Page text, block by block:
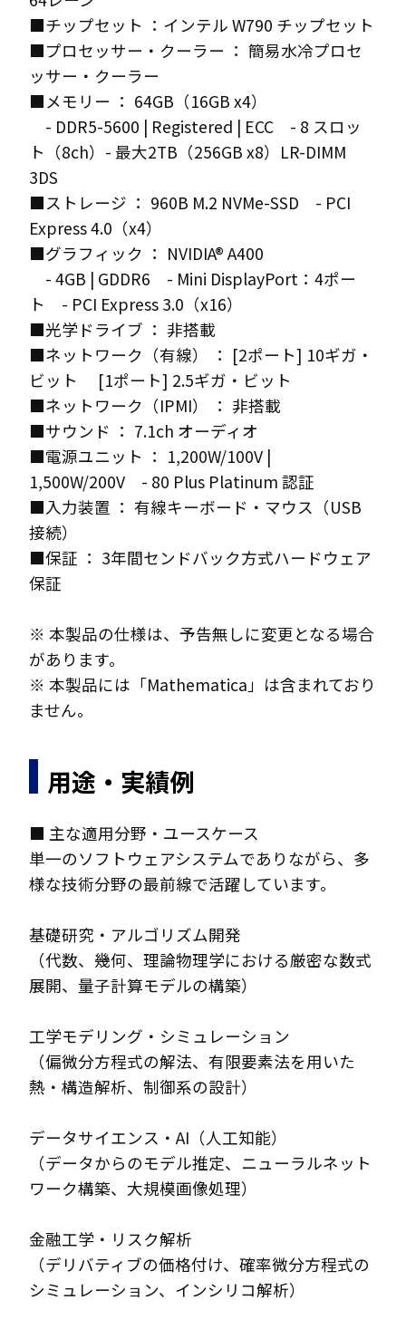
■チップセット ：インテル W790 チップセット
■プロセッサー・クーラー ： 簡易水冷プロセ
ッサー・クーラー
■メモリー ： 64GB（16GB x4）
- DDR5-5600 | Registered | ECC - 8 スロッ
ト（8ch）- 最大2TB（256GB x8）LR-DIMM
3DS
■ストレージ ： 960B M.2 NVMe-SSD - PCI
Express 4.0（x4）
■グラフィック ： NVIDIA® A400
- 4GB | GDDR6 - Mini DisplayPort：4ポー
ト - PCI Express 3.0（x16）
■光学ドライブ ： 非搭載
■ネットワーク（有線） ： [2ポート] 10ギガ・
ビット [1ポート] 2.5ギガ・ビット
■ネットワーク（IPMI） ： 非搭載
■サウンド ： 7.1ch オーディオ
■電源ユニット ： 1,200W/100V |
1,500W/200V - 80 Plus Platinum 認証
■入力装置 ： 有線キーボード・マウス（USB
接続）
■保証 ： 3年間センドバック方式ハードウェア
保証
※ 本製品の仕様は、予告無しに変更となる場合
があります。
※ 本製品には「Mathematica」は含まれており
ません。
用途・実績例
■ 主な適用分野・ユースケース
単一のソフトウェアシステムでありながら、多
様な技術分野の最前線で活躍しています。
基礎研究・アルゴリズム開発
（代数、幾何、理論物理学における厳密な数式
展開、量子計算モデルの構築）
工学モデリング・シミュレーション
（偏微分方程式の解法、有限要素法を用いた
熱・構造解析、制御系の設計）
データサイエンス・AI（人工知能）
（データからのモデル推定、ニューラルネット
ワーク構築、大規模画像処理）
金融工学・リスク解析
（デリバティブの価格付け、確率微分方程式の
シミュレーション、インシリコ解析）